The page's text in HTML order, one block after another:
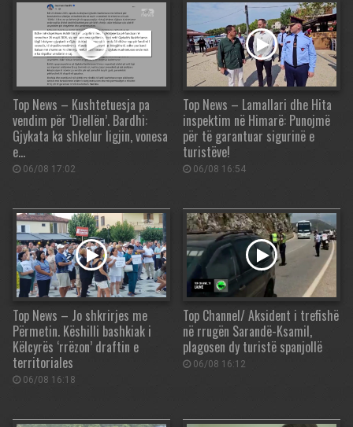
Top News – Kushtetuesja pa
vendim për ‘Diellën’. Bardhi:
Gjykata ka shkelur ligjin, vonesa
e…
06/08 17:02
Top News – Lamallari dhe Hita
inspektim në Himarë: Punojmë
për të garantuar sigurinë e
turistëve!
06/08 16:54
Top News – Jo shkrirjes me
Përmetin. Këshilli bashkiak i
Këlcyrës ‘rrëzon’ draftin e
territoriales
06/08 16:18
Top Channel/ Aksident i trefishë
në rrugën Sarandë-Ksamil,
plagosen dy turistë spanjollë
06/08 16:12